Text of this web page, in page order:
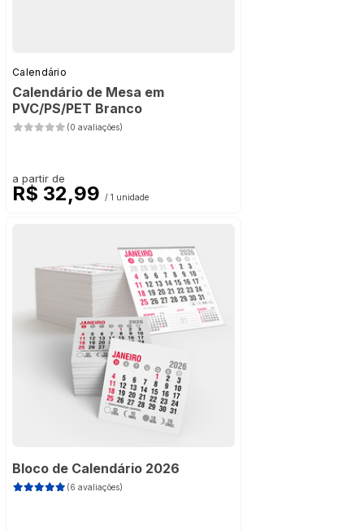
Calendário
Calendário de Mesa em
PVC/PS/PET Branco
(0 avaliações)
a partir de
R$ 32,99 / 1 unidade
Bloco de Calendário 2026
(6 avaliações)